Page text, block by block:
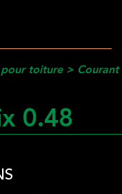
pour toiture> Courant
0.48